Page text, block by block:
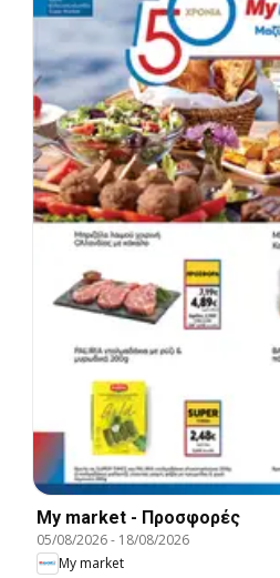
My market - Προσφορές
05/08/2026- 18/08/2026
My market